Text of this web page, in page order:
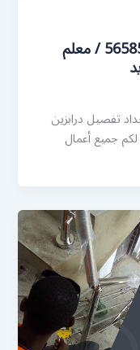
رقم حداد درابزين النهضة / 56585569 / معلم
تفصيل درابزين
جميع أعمال